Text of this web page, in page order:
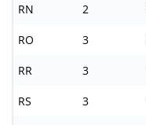
RN 2
RO 3
RR 3
RS 3